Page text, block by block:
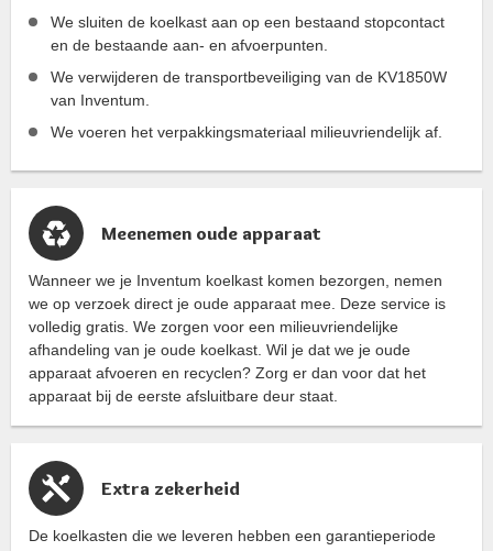
We sluiten de koelkast aan op een bestaand stopcontact
en de bestaande aan- en afvoerpunten.
We verwijderen de transportbeveiliging van de KV1850W
van Inventum.
We voeren het verpakkingsmateriaal milieuvriendelijk af.
Meenemen oude apparaat
Wanneer we je Inventum koelkast komen bezorgen, nemen
we op verzoek direct je oude apparaat mee. Deze service is
volledig gratis. We zorgen voor een milieuvriendelijke
afhandeling van je oude koelkast. Wil je dat we je oude
apparaat afvoeren en recyclen? Zorg er dan voor dat het
apparaat bij de eerste afsluitbare deur staat.
Extra zekerheid
De koelkasten die we leveren hebben een garantieperiode